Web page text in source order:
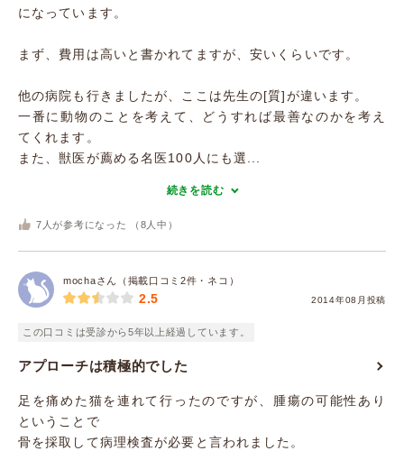
になっています。
まず、費用は高いと書かれてますが、安いくらいです。
他の病院も行きましたが、ここは先生の[質]が違います。
一番に動物のことを考えて、どうすれば最善なのかを考え
てくれます。
また、獣医が薦める名医100人にも選...
続きを読む
7 人が参考になった （ 8 人中）
mochaさん（掲載口コミ2件・ネコ）
2014年08月投稿
2.5
この口コミは受診から5年以上経過しています。
アプローチは積極的でした
足を痛めた猫を連れて行ったのですが、腫瘍の可能性あり
ということで
骨を採取して病理検査が必要と言われました。